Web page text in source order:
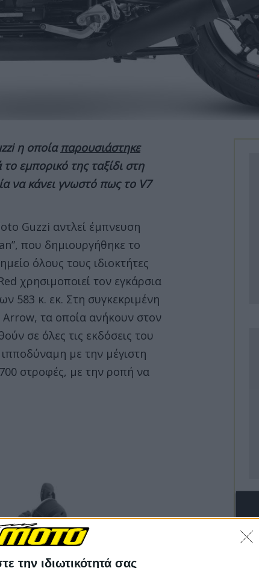
την ιδιωτικότητά σας
η οποία παρουσιάστηκε
το εμπορικό της ταξίδι στη
να κάνει γνωστό πως το V7
Guzzi αντλεί έμπνευση
που δημιουργήθηκε το
όλους τους ιδιοκτήτες
χρησιμοποιεί τον εγκάρσια
583 κ. εκ. Στη συγκεκριμένη
Arrow, τα οποία ανήκουν στον
σε όλες τις εκδόσεις του
με την μέγιστη
στροφές, με την ροπή να